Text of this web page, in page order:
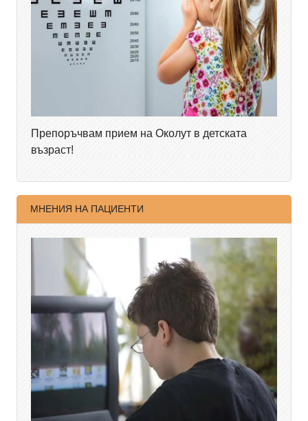
Препоръчвам прием на Околут в детската
възраст!
МНЕНИЯ НА ПАЦИЕНТИ